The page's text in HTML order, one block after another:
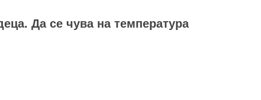
Да се чува на температура